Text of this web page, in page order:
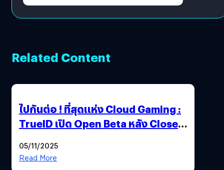
Related Content
ไปกันต่อ ! ที่สุดแห่ง Cloud Gaming :
TrueID เปิด Open Beta หลัง Close
Thailand Game Show 2025 ทะลุ 15
05/11/2025
Read More